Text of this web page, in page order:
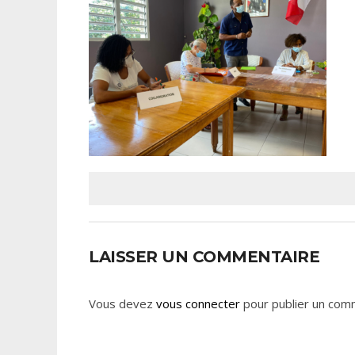
LAISSER UN COMMENTAIRE
Vous devez vous connecter pour publier un